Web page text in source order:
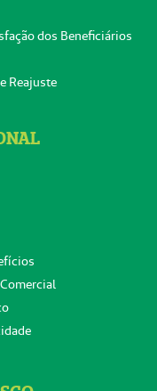
dos Beneficiários
Reajuste